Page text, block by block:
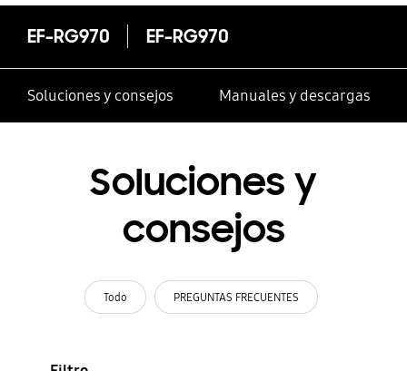
EF-RG970 EF-RG970
Soluciones y consejos Manuales y descargas
Soluciones y
consejos
Todo PREGUNTAS FRECUENTES